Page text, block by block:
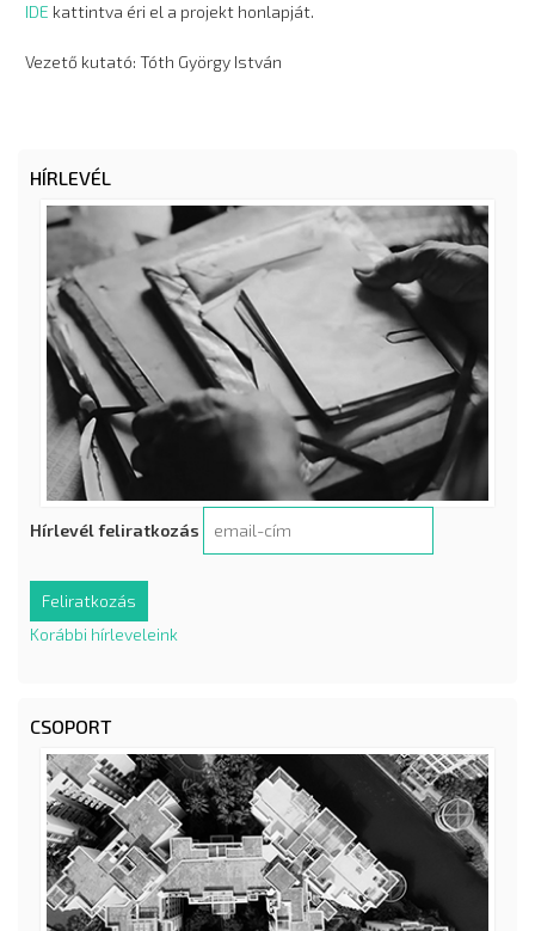
IDE kattintva éri el a projekt honlapját.
Vezető kutató: Tóth György István
HÍRLEVÉL
Hírlevél feliratkozás
Korábbi hírleveleink
CSOPORT